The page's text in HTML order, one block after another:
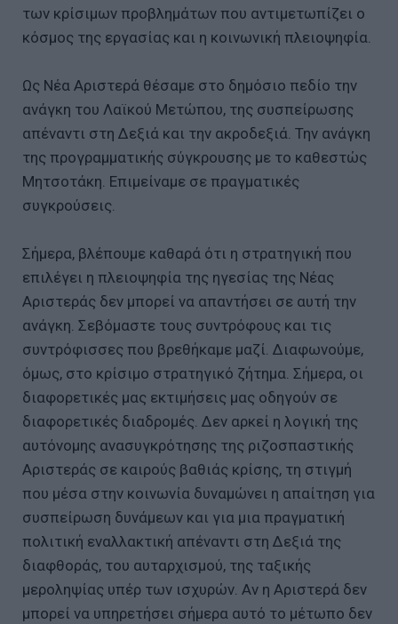
των κρίσιμων προβλημάτων που αντιμετωπίζει ο
κόσμος της εργασίας και η κοινωνική πλειοψηφία.
Ως Νέα Αριστερά θέσαμε στο δημόσιο πεδίο την
ανάγκη του Λαϊκού Μετώπου, της συσπείρωσης
απέναντι στη Δεξιά και την ακροδεξιά. Την ανάγκη
της προγραμματικής σύγκρουσης με το καθεστώς
Μητσοτάκη. Επιμείναμε σε πραγματικές
συγκρούσεις.
Σήμερα, βλέπουμε καθαρά ότι η στρατηγική που
επιλέγει η πλειοψηφία της ηγεσίας της Νέας
Αριστεράς δεν μπορεί να απαντήσει σε αυτή την
ανάγκη. Σεβόμαστε τους συντρόφους και τις
συντρόφισσες που βρεθήκαμε μαζί. Διαφωνούμε,
όμως, στο κρίσιμο στρατηγικό ζήτημα. Σήμερα, οι
διαφορετικές μας εκτιμήσεις μας οδηγούν σε
διαφορετικές διαδρομές. Δεν αρκεί η λογική της
αυτόνομης ανασυγκρότησης της ριζοσπαστικής
Αριστεράς σε καιρούς βαθιάς κρίσης, τη στιγμή
που μέσα στην κοινωνία δυναμώνει η απαίτηση για
συσπείρωση δυνάμεων και για μια πραγματική
πολιτική εναλλακτική απέναντι στη Δεξιά της
διαφθοράς, του αυταρχισμού, της ταξικής
μεροληψίας υπέρ των ισχυρών. Αν η Αριστερά δεν
μπορεί να υπηρετήσει σήμερα αυτό το μέτωπο δεν